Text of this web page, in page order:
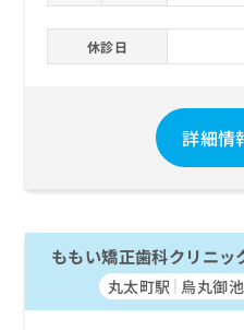
休診日
詳細情
ももい矯正歯科クリニッ
丸太町駅 烏丸御